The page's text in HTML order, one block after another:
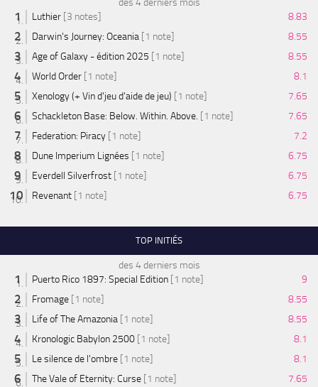
Luthier [3 notes]
8.83
Darwin's Journey: Oceania [1 note]
8.55
Age of Galaxy - édition 2025 [1 note]
8.55
World Order [1 note]
8.1
Xenology (+ Vin d'jeu d'aide de jeu) [1 note]
7.65
Schackleton Base: Below. Within. Above. [1 note]
7.65
Federation: Piracy [1 note]
7.2
Dune Imperium Lignées [1 note]
6.75
Everdell Silverfrost [1 note]
6.75
Revenant [1 note] 6.75
TOP INITIÉS
des 4 derniers mois
Puerto Rico 1897: Special Edition [1 note]
9
Fromage [1 note]
8.55
Life of The Amazonia [1 note]
8.55
Kronologic Babylon 2500 [1 note]
8.1
Le silence de l'ombre [1 note]
8.1
The Vale of Eternity: Curse [1 note]
7.65